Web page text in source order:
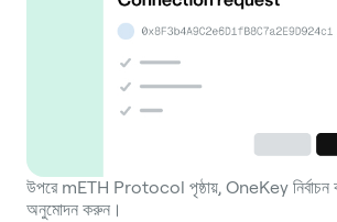
উপরে mETH Protocol পৃষ্ঠায়, OneKey নির্বাচন
অনুমোদন করুন।